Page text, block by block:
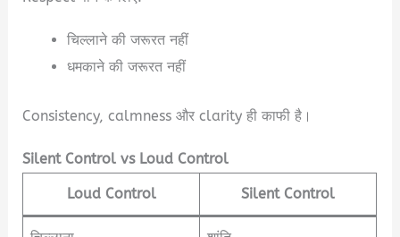
चिल्लाने की जरूरत नहीं
धमकाने की जरूरत नहीं
Consistency, calmness और clarity ही काफी है।
Silent Control vs Loud Control
Loud Control Silent Control